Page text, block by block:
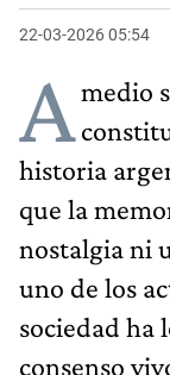
22-03-2026 05:54
Amedio
historia
que la
nostalgia ni
uno de los
sociedad ha
consenso